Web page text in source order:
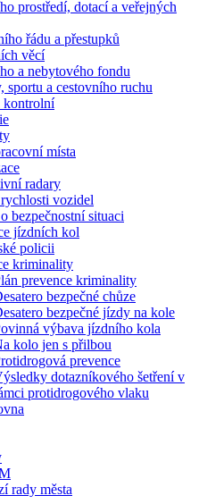
prostředí, dotací a veřejných
řádu a přestupků
věcí
a nebytového fondu
sportu a cestovního ruchu
kontrolní
místa
radary
vozidel
bezpečnostní situaci
jízdních kol
policii
kriminality
prevence kriminality
bezpečné chůze
bezpečné jízdy na kole
výbava jízdního kola
kolo jen s přilbou
prevence
dotazníkového šetření v
protidrogového vlaku
rady města